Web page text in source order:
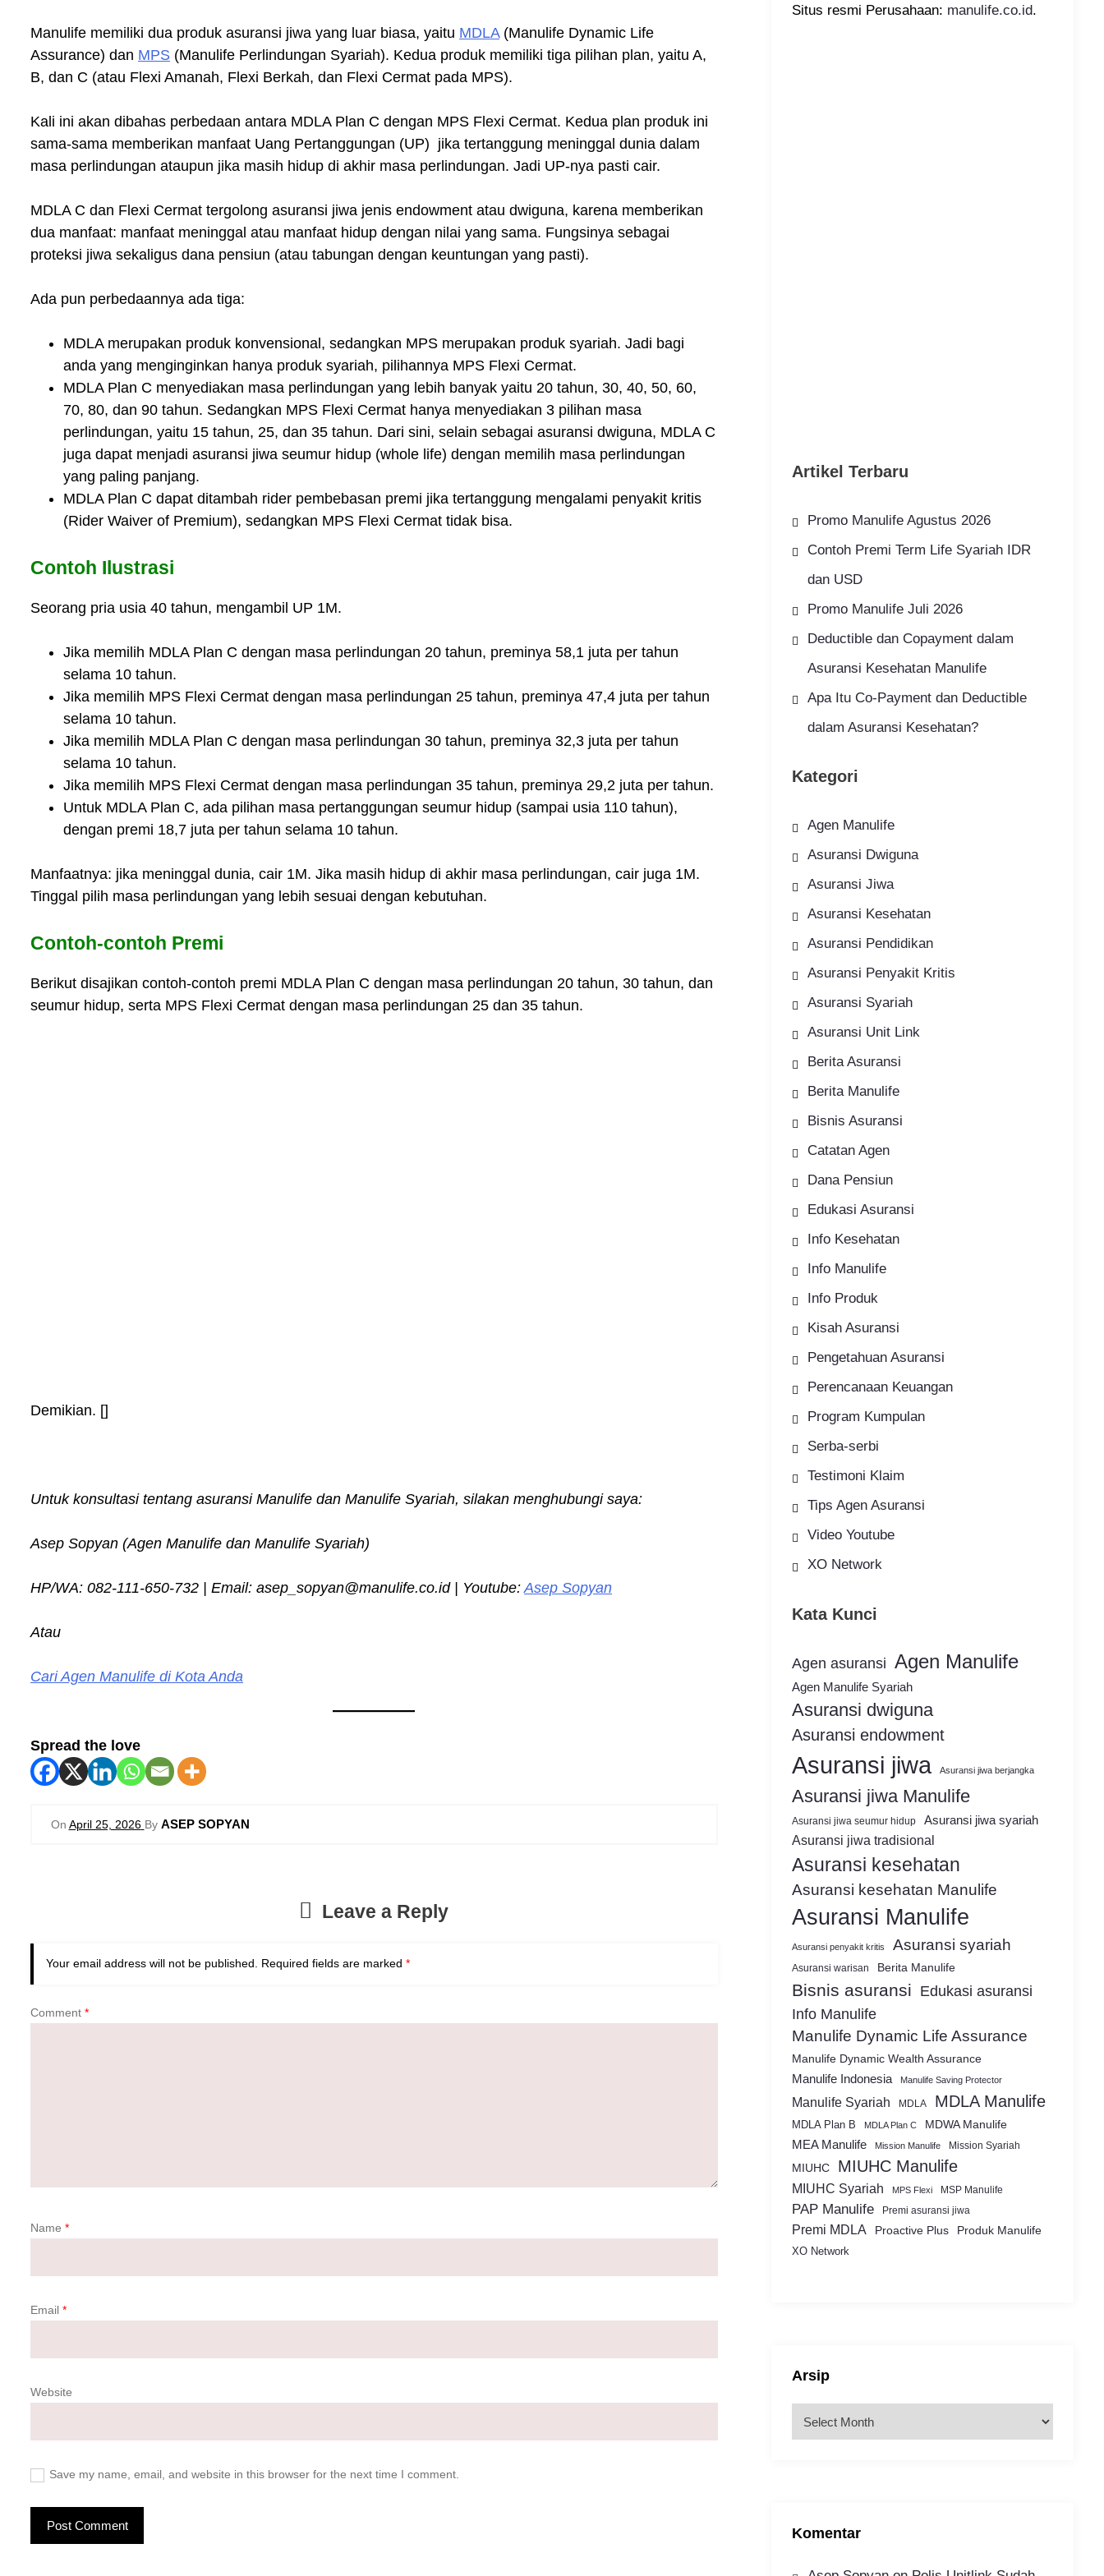
Manulife memiliki dua produk asuransi jiwa yang luar biasa, yaitu MDLA(Manulife Dynamic Life
Assurance) dan MPS (Manulife Perlindungan Syariah). Kedua produk memiliki tiga pilihan plan, yaitu A,
B, dan C (atau Flexi Amanah, Flexi Berkah, dan Flexi Cermat pada MPS).
Kali ini akan dibahas perbedaan antara MDLA Plan C dengan MPS Flexi Cermat. Kedua plan produk ini
sama-sama memberikan manfaat Uang Pertanggungan (UP) jika tertanggung meninggal dunia dalam
masa perlindungan ataupun jika masih hidup di akhir masa perlindungan. Jadi UP-nya pasti cair.
MDLA C dan Flexi Cermat tergolong asuransi jiwa jenis endowment atau dwiguna, karena memberikan
dua manfaat: manfaat meninggal atau manfaat hidup dengan nilai yang sama. Fungsinya sebagai
proteksi jiwa sekaligus dana pensiun (atau tabungan dengan keuntungan yang pasti).
Ada pun perbedaannya ada tiga:
MDLA merupakan produk konvensional, sedangkan MPS merupakan produk syariah. Jadi bagi
anda yang menginginkan hanya produk syariah, pilihannya MPS Flexi Cermat.
MDLA Plan C menyediakan masa perlindungan yang lebih banyak yaitu 20 tahun, 30, 40, 50, 60,
70, 80, dan 90 tahun. Sedangkan MPS Flexi Cermat hanya menyediakan 3 pilihan masa
perlindungan, yaitu 15 tahun, 25, dan 35 tahun. Dari sini, selain sebagai asuransi dwiguna, MDLA C
juga dapat menjadi asuransi jiwa seumur hidup (whole life) dengan memilih masa perlindungan
yang paling panjang.
MDLA Plan C dapat ditambah rider pembebasan premi jika tertanggung mengalami penyakit kritis
(Rider Waiver of Premium), sedangkan MPS Flexi Cermat tidak bisa.
Contoh Ilustrasi
Seorang pria usia 40 tahun, mengambil UP 1M.
Jika memilih MDLA Plan C dengan masa perlindungan 20 tahun, preminya 58,1 juta per tahun
selama 10 tahun.
Jika memilih MPS Flexi Cermat dengan masa perlindungan 25 tahun, preminya 47,4 juta per tahun
selama 10 tahun.
Jika memilih MDLA Plan C dengan masa perlindungan 30 tahun, preminya 32,3 juta per tahun
selama 10 tahun.
Jika memilih MPS Flexi Cermat dengan masa perlindungan 35 tahun, preminya 29,2 juta per tahun.
Untuk MDLA Plan C, ada pilihan masa pertanggungan seumur hidup (sampai usia 110 tahun),
dengan premi 18,7 juta per tahun selama 10 tahun.
Manfaatnya: jika meninggal dunia, cair 1M. Jika masih hidup di akhir masa perlindungan, cair juga 1M.
Tinggal pilih masa perlindungan yang lebih sesuai dengan kebutuhan.
Contoh-contoh Premi
Berikut disajikan contoh-contoh premi MDLA Plan C dengan masa perlindungan 20 tahun, 30 tahun, dan
seumur hidup, serta MPS Flexi Cermat dengan masa perlindungan 25 dan 35 tahun.
Demikian. []
Untuk konsultasi tentang asuransi Manulife dan Manulife Syariah, silakan menghubungi saya:
Asep Sopyan (Agen Manulife dan Manulife Syariah)
HP/WA: 082-111-650-732 | Email: asep_sopyan@manulife.co.id | Youtube: Asep Sopyan
Atau
Cari Agen Manulife di Kota Anda
Spread the love
On April 25, 2026 By ASEP SOPYAN
Leave a Reply
Your email address will not be published. Required fields are marked *
Comment *
Name *
Email *
Website
Save my name, email, and website in this browser for the next time I comment.
Situs resmi Perusahaan: manulife.co.id.
Artikel Terbaru
Promo Manulife Agustus 2026
Contoh Premi Term Life Syariah IDR
dan USD
Promo Manulife Juli 2026
Deductible dan Copayment dalam
Asuransi Kesehatan Manulife
Apa Itu Co-Payment dan Deductible
dalam Asuransi Kesehatan?
Kategori
Agen Manulife
Asuransi Dwiguna
Asuransi Jiwa
Asuransi Kesehatan
Asuransi Pendidikan
Asuransi Penyakit Kritis
Asuransi Syariah
Asuransi Unit Link
Berita Asuransi
Berita Manulife
Bisnis Asuransi
Catatan Agen
Dana Pensiun
Edukasi Asuransi
Info Kesehatan
Info Manulife
Info Produk
Kisah Asuransi
Pengetahuan Asuransi
Perencanaan Keuangan
Program Kumpulan
Serba-serbi
Testimoni Klaim
Tips Agen Asuransi
Video Youtube
XO Network
Kata Kunci
Agen asuransi Agen Manulife
Agen Manulife Syariah
Asuransi dwiguna
Asuransi endowment
Asuransi jiwa Asuransi jiwa berjangka
Asuransi jiwa Manulife
Asuransi jiwa seumur hidup Asuransi jiwa syariah
Asuransi jiwa tradisional
Asuransi kesehatan
Asuransi kesehatan Manulife
Asuransi Manulife
Asuransi penyakit kritis Asuransi syariah
Asuransi warisan Berita Manulife
Bisnis asuransi Edukasi asuransi
Info Manulife
Manulife Dynamic Life Assurance
Manulife Dynamic Wealth Assurance
Manulife Indonesia
Manulife Saving Protector
Manulife Syariah MDLA MDLA Manulife
MDLA Plan B MDLA Plan C MDWA Manulife
MEA Manulife Mission Manulife Mission Syariah
MIUHC MIUHC Manulife
MIUHC Syariah MPS Flexi MSP Manulife
PAP Manulife Premi asuransi jiwa
Premi MDLA Proactive Plus Produk Manulife
XO Network
Arsip
Komentar